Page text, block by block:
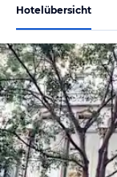
Hotelübersicht